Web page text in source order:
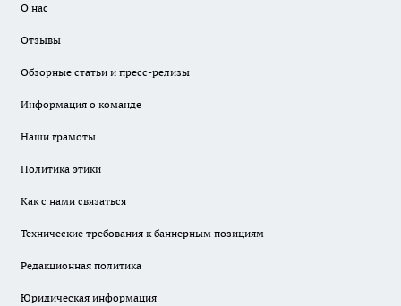
О нас
Отзывы
Обзорные статьи и пресс-релизы
Информация о команде
Наши грамоты
Политика этики
Как с нами связаться
Технические требования к баннерным позициям
Редакционная политика
Юридическая информация